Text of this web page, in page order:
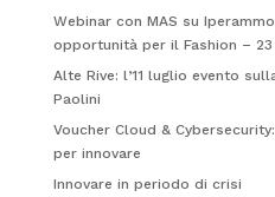
Webinar con MAS su
opportunità per il Fashion –
Alte Rive: l’11 luglio evento
Paolini
Voucher Cloud &
per innovare
Innovare in periodo di crisi